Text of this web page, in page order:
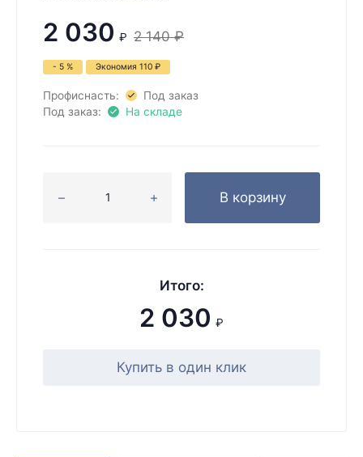
2 030 ₽ 2 140 ₽
- 5 % Экономия 110 ₽
Профиснасть:
Под заказ
Под заказ:
На складе
В корзину
Итого:
2 030 ₽
Купить в один клик